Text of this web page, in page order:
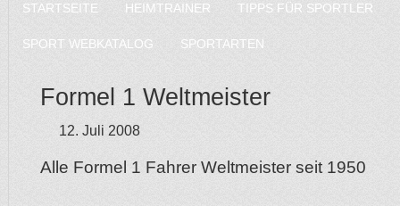
STARTSEITE HEIMTRAINER TIPPS FÜR SPORTLER
SPORT WEBKATALOG SPORTARTEN
Formel 1 Weltmeister
12. Juli 2008
Alle Formel 1 Fahrer Weltmeister seit 1950